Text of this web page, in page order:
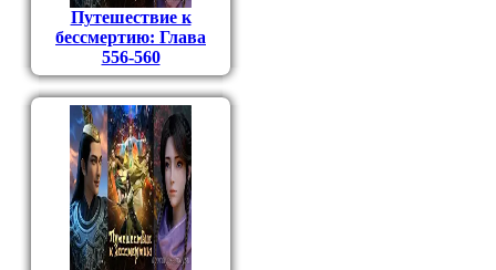
Путешествие к
бессмертию: Глава
556-560